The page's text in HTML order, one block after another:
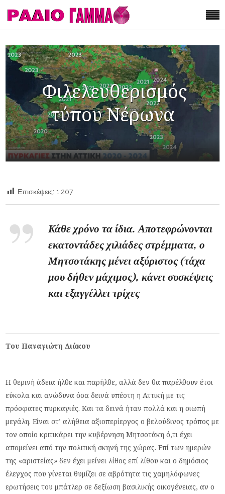
Φιλελευθερισμός
τύπου Νέρωνα
Επισκέψεις: 1,207
Κάθε χρόνο τα ίδια. Αποτεφρώνονται
εκατοντάδες χιλιάδες στρέμματα, ο
Μητσοτάκης μένει αξύριστος (τάχα
μου δήθεν μάχιμος), κάνει συσκέψεις
και εξαγγέλλει τρίχες
Του Παναγιώτη Λιάκου
Η θερινή άδεια ήλθε και παρήλθε, αλλά δεν θα παρέλθουν έτσι
εύκολα και ανώδυνα όσα δεινά υπέστη η Αττική με τις
πρόσφατες πυρκαγιές. Και τα δεινά ήταν πολλά και η σιωπή
μεγάλη. Είναι στ’ αλήθεια αξιοπερίεργος ο βελούδινος τρόπος με
τον οποίο κριτικάρει την κυβέρνηση Μητσοτάκη ό,τι έχει
απομείνει από την πολιτική σκηνή της χώρας. Επί των ημερών
της «αριστείας» δεν έχει μείνει λίθος επί λίθου και ο δημόσιος
έλεγχος που γίνεται θυμίζει σε αβρότητα τις χαμηλόφωνες
ερωτήσεις του μπάτλερ σε δεξίωση βασιλικής οικογένειας, αν ο